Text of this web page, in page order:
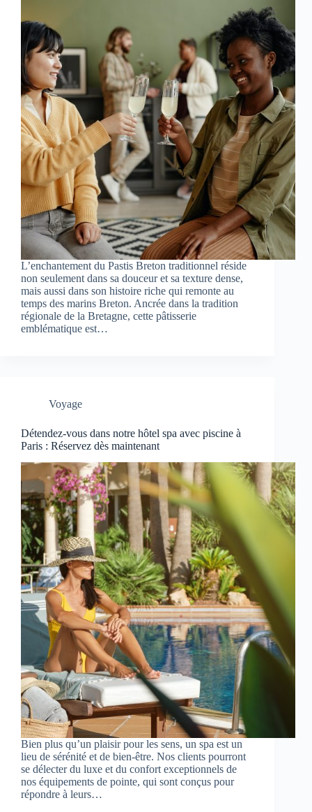
L’enchantement du Pastis Breton traditionnel réside
non seulement dans sa douceur et sa texture dense,
mais aussi dans son histoire riche qui remonte au
temps des marins Breton. Ancrée dans la tradition
régionale de la Bretagne, cette pâtisserie
emblématique est…
Voyage
Détendez-vous dans notre hôtel spa avec piscine à
Paris : Réservez dès maintenant
Bien plus qu’un plaisir pour les sens, un spa est un
lieu de sérénité et de bien-être. Nos clients pourront
se délecter du luxe et du confort exceptionnels de
nos équipements de pointe, qui sont conçus pour
répondre à leurs…